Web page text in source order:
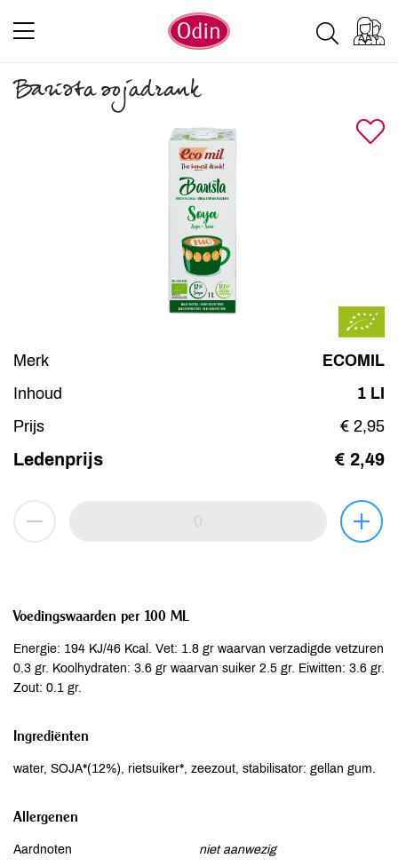
Barista sojadrank
Merk
ECOMIL
Inhoud
1 LI
Prijs
€ 2,95
Ledenprijs € 2,49
Voedingswaarden per 100 ML
Energie: 194 KJ/46 Kcal. Vet: 1.8 gr waarvan verzadigde vetzuren
0.3 gr. Koolhydraten: 3.6 gr waarvan suiker 2.5 gr. Eiwitten: 3.6 gr.
Zout: 0.1 gr.
Ingrediënten
water, SOJA*(12%), rietsuiker*, zeezout, stabilisator: gellan gum.
Allergenen
Aardnoten
niet aanwezig